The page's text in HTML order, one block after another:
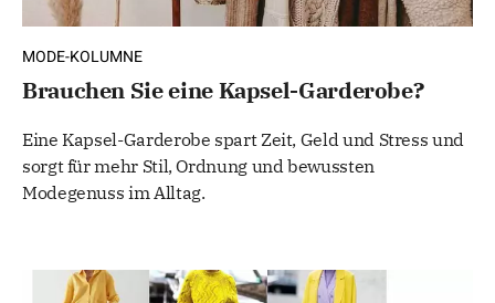
MODE-KOLUMNE
Brauchen Sie eine Kapsel-Garderobe?
Eine Kapsel-Garderobe spart Zeit, Geld und Stress und
sorgt für mehr Stil, Ordnung und bewussten
Modegenuss im Alltag.